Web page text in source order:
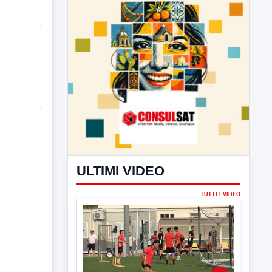
ULTIMI VIDEO
▶
7 AGOSTO 2026 SPORT BENEVENTO
Benevento Calcio: Le scelte di
Floro Flores per il debutto di Coppa
Italia